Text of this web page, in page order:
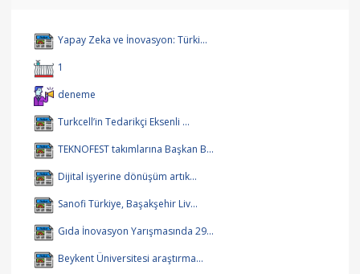
Yapay Zeka ve İnovasyon: Türki...
1
deneme
Turkcell’in Tedarikçi Eksenli ...
TEKNOFEST takımlarına Başkan B...
Dijital işyerine dönüşüm artık...
Sanofi Türkiye, Başakşehir Liv...
Gıda İnovasyon Yarışmasında 29...
Beykent Üniversitesi araştırma...